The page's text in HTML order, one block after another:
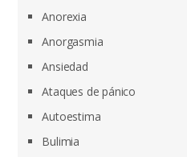
Anorexia
Anorgasmia
Ansiedad
Ataques de pánico
Autoestima
Bulimia